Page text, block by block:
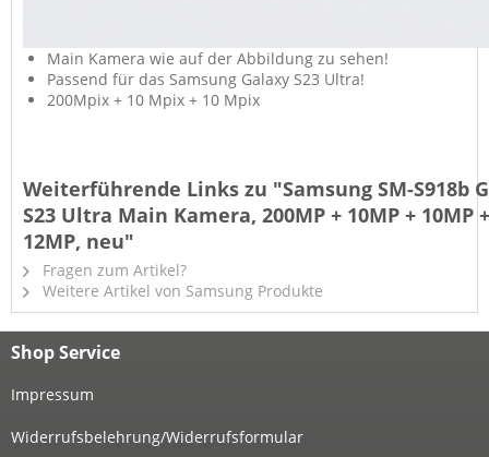
Main Kamera wie auf der Abbildung zu sehen!
Passend für das Samsung Galaxy S23 Ultra!
200Mpix + 10 Mpix + 10 Mpix
Weiterführende Links zu "Samsung SM-S918b
S23 Ultra Main Kamera, 200MP + 10MP + 10MP +
12MP, neu"
Fragen zum Artikel?
Weitere Artikel von Samsung Produkte
Shop Service
Impressum
Widerrufsbelehrung/Widerrufsformular